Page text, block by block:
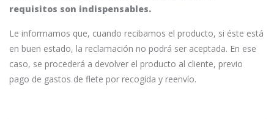
requisitos son indispensables.
Le informamos que, cuando recibamos el producto, si éste está
en buen estado, la reclamación no podrá ser aceptada. En ese
caso, se procederá a devolver el producto al cliente, previo
pago de gastos de flete por recogida y reenvío.